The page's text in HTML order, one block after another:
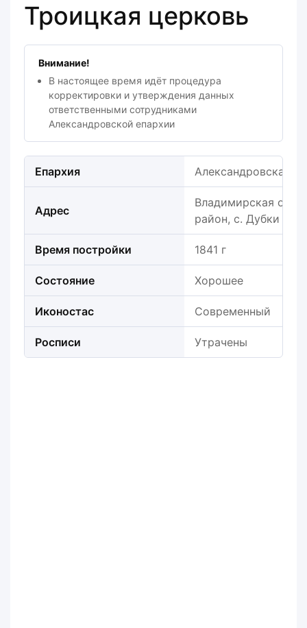
Троицкая церковь
Внимание!
В настоящее время идёт процедура
корректировки и утверждения данных
ответственными сотрудниками
Александровской епархии
Епархия Александровская
Адрес
Владимирская
район, с. Дубки
Время постройки 1841 г
Состояние Хорошее
Иконостас Современный
Росписи Утрачены